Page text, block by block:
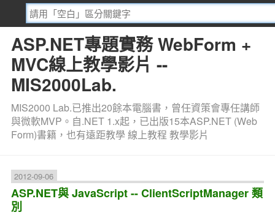
ASP.NET專題實務 WebForm +
MVC線上教學影片 --
MIS2000Lab.
MIS2000 Lab.已推出20餘本電腦書，曾任資策會專任講師
與微軟MVP。自.NET 1.x起，已出版15本ASP.NET (Web
Form)書籍，也有遠距教學 線上教程 教學影片
2012-09-06
ASP.NET與 JavaScript -- ClientScriptManager 類
別